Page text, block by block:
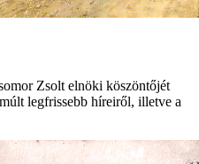
Zsolt elnöki köszöntőjét
legfrissebb híreiről, illetve a